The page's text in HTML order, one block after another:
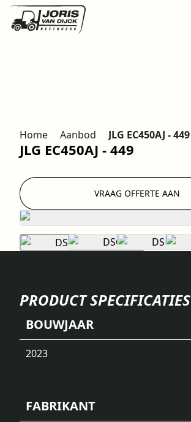
Home Aanbod JLG EC450AJ - 449
JLG EC450AJ - 449
VRAAG OFFERTE AAN
PRODUCT SPECIFICATIES
BOUWJAAR
2023
FABRIKANT